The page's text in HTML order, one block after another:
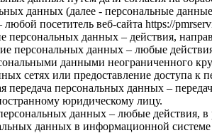
данных (далее - персональные
любой посетитель веб-сайта https://
персональных данных – действия,
персональных данных – любые
данными неограниченного
сетях или предоставление доступа
передача персональных данных –
юридическому лицу.
данных – любые действия, в
данных в информационной